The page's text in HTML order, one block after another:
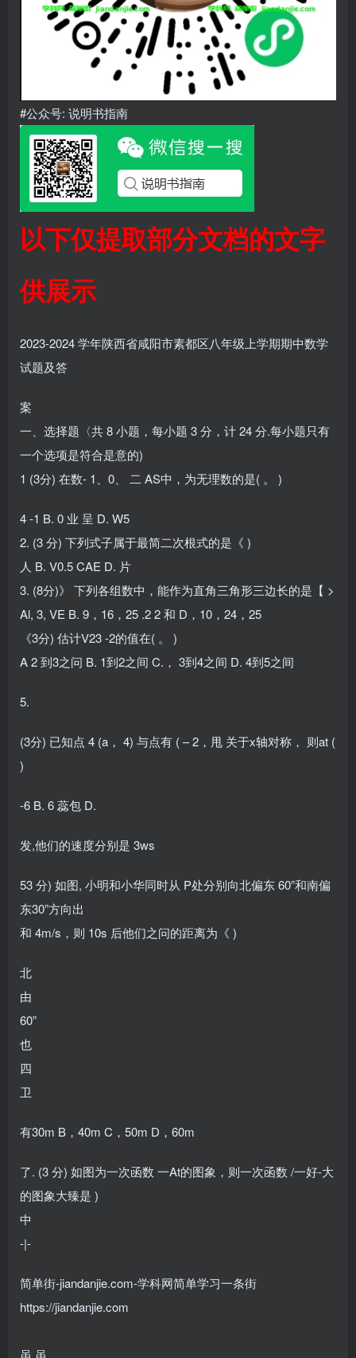
#公众号: 说明书指南
以下仅提取部分文档的文字
供展示
2023-2024 学年陕西省咸阳市素都区八年级上学期期中数学
试题及答
案
一、选择题〈共 8 小题，每小题 3 分，计 24 分.每小题只有
一个选项是符合是意的)
1 (3分) 在数- 1、0、 二 AS中，为无理数的是( 。 )
4 -1 B. 0 业 呈 D. W5
2. (3 分) 下列式子属于最简二次根式的是《 )
人 B. V0.5 CAE D. 片
3. (8分)》 下列各组数中，能作为直角三角形三边长的是【 >
Al, 3, VE B. 9，16，25 .2 2 和 D，10，24，25
《3分) 估计V23 -2的值在( 。 )
A 2 到3之问 B. 1到2之间 C.， 3到4之间 D. 4到5之间
5.
(3分) 已知点 4 (a， 4) 与点有 ( – 2，甩 关于x轴对称， 则at (
)
-6 B. 6 蕊包 D.
发,他们的速度分别是 3ws
53 分) 如图, 小明和小华同时从 P处分别向北偏东 60”和南偏
东30”方向出
和 4m/s，则 10s 后他们之问的距离为《 )
北
由
60”
也
四
卫
有30m B，40m C，50m D，60m
了. (3 分) 如图为一次函数 一At的图象，则一次函数 /一好-大
的图象大臻是 )
中
-|-
简单街-jiandanjie.com-学科网简单学习一条街
https://jiandanjie.com
虽 虽